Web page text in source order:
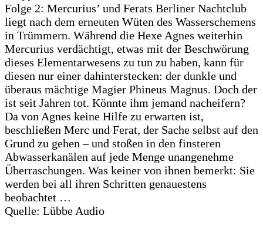
Folge 2: Mercurius’ und Ferats Berliner Nachtclub
liegt nach dem erneuten Wüten des Wasserschemens
in Trümmern. Während die Hexe Agnes weiterhin
Mercurius verdächtigt, etwas mit der Beschwörung
dieses Elementarwesens zu tun zu haben, kann für
diesen nur einer dahinterstecken: der dunkle und
überaus mächtige Magier Phineus Magnus. Doch der
ist seit Jahren tot. Könnte ihm jemand nacheifern?
Da von Agnes keine Hilfe zu erwarten ist,
beschließen Merc und Ferat, der Sache selbst auf den
Grund zu gehen – und stoßen in den finsteren
Abwasserkanälen auf jede Menge unangenehme
Überraschungen. Was keiner von ihnen bemerkt: Sie
werden bei all ihren Schritten genauestens
beobachtet …
Quelle: Lübbe Audio